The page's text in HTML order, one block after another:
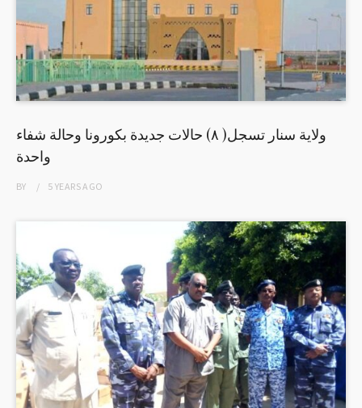
ولاية سنار تسجل( ٨) حالات جديدة بكورونا وحالة شفاء
واحدة
BY 5 YEARSAGO